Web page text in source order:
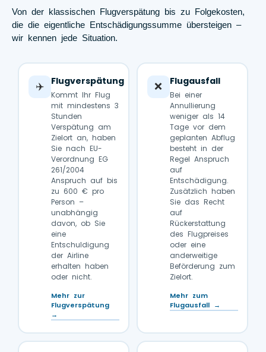
Von der klassischen Flugverspätung bis zu Folgekosten,
die die eigentliche Entschädigungssumme übersteigen –
wir kennen jede Situation.
✈️ Flugverspätung
Kommt Ihr Flug
mit mindestens 3
Stunden
Verspätung am
Zielort an, haben
Sie nach EU-
Verordnung EG
261/2004
Anspruch auf bis
zu 600 € pro
Person –
unabhängig
davon, ob Sie
eine
Entschuldigung
der Airline
erhalten haben
oder nicht.
Mehr zur
Flugverspätung
→
❌ Flugausfall
Bei einer
Annullierung
weniger als 14
Tage vor dem
geplanten Abflug
besteht in der
Regel Anspruch
auf
Entschädigung.
Zusätzlich haben
Sie das Recht
auf
Rückerstattung
des Flugpreises
oder eine
anderweitige
Beförderung zum
Zielort.
Mehr zum
Flugausfall →